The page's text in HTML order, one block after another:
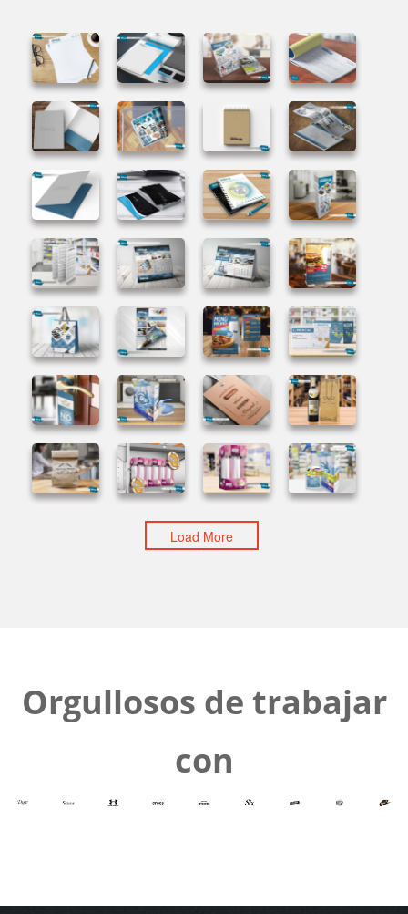
Load More
Orgullosos de trabajar
con